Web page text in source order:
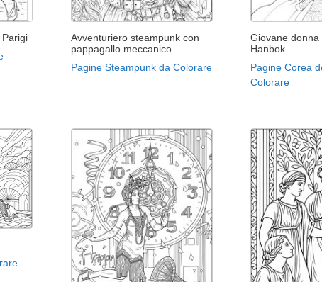
Avventuriero steampunk con
pappagallo meccanico
Pagine Steampunk da Colorare
Giovane donna
Hanbok
Pagine Corea
Colorare